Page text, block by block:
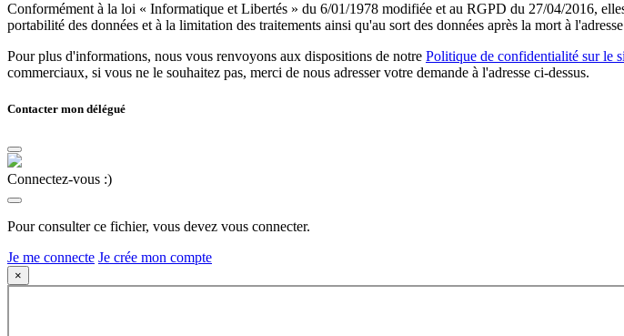
Conformément à la loi « Informatique et Libertés » du 6/01/1978 modifiée et au RGPD du 27/04/2016,
portabilité des données et à la limitation des traitements ainsi qu'au sort des données après la mort à
Pour plus d'informations, nous vous renvoyons aux dispositions de notre Politique de confidentialité sur le
commerciaux, si vous ne le souhaitez pas, merci de nous adresser votre demande à l'adresse ci-dessus.
Contacter mon délégué
Connectez-vous :)
Pour consulter ce fichier, vous devez vous connecter.
Je me connecte Je crée mon compte
×